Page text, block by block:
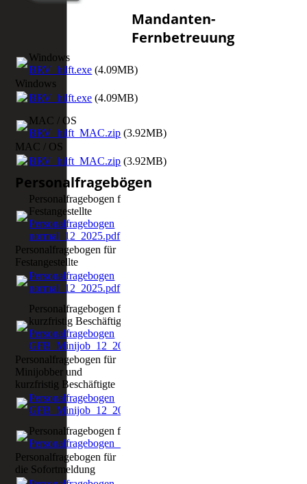
Mandanten-
Fernbetreuung
Windows
BRV_hilft.exe (4.09MB)
Windows
BRV_hilft.exe (4.09MB)
MAC / OS
BRV_hilft_MAC.zip (3.92MB)
MAC / OS
BRV_hilft_MAC.zip (3.92MB)
Personalfragebögen
Personalfragebogen für
Festangestellte
Personalfragebogen
normal_12_2025.pdf(163.38KB)
Personalfragebogen für
Festangestellte
Personalfragebogen
normal_12_2025.pdf(163.38KB)
Personalfragebogen für Minijobber und
kurzfristig Beschäftigte
Personalfragebogen
GFB_Minijob_12_2025.pdf
Personalfragebogen für
Minijobber und
kurzfristig Beschäftigte
Personalfragebogen
GFB_Minijob_12_2025.pdf
Personalfragebogen für die Sofortmeldung
Personalfragebogen_Sofortmeldung_10_2024.pdf
Personalfragebogen für
die Sofortmeldung